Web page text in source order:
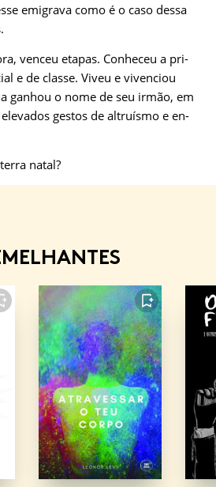
emigrava como é o caso dessa
venceu etapas. Conheceu a pri­
e de classe. Viveu e vivenciou
ganhou o nome de seu irmão, em
gestos de altruísmo e en­
natal?
FAVORITO